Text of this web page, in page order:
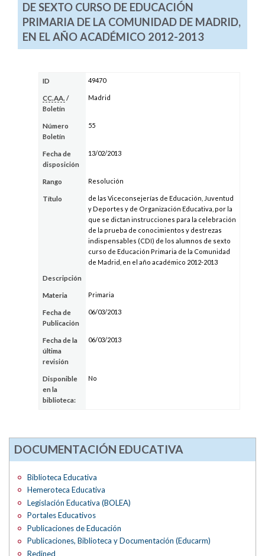
DE SEXTO CURSO DE EDUCACIÓN
PRIMARIA DE LA COMUNIDAD DE MADRID,
EN EL AÑO ACADÉMICO 2012-2013
ID 49470
CC.AA. /
Boletín
Madrid
Número
Boletín
55
Fecha de
disposición
13/02/2013
Rango Resolución
Título
de las Viceconsejerías de Educación, Juventud
y Deportes y de Organización Educativa, por la
que se dictan instrucciones para la celebración
de la prueba de conocimientos y destrezas
indispensables (CDI) de los alumnos de sexto
curso de Educación Primaria de la Comunidad
de Madrid, en el año académico 2012-2013
Descripción
Materia Primaria
Fecha de
Publicación
06/03/2013
Fecha de la
última
revisión
06/03/2013
Disponible
en la
biblioteca:
No
DOCUMENTACIÓN EDUCATIVA
Biblioteca Educativa
Hemeroteca Educativa
Legislación Educativa (BOLEA)
Portales Educativos
Publicaciones de Educación
Publicaciones, Biblioteca y Documentación (Educarm)
Redined